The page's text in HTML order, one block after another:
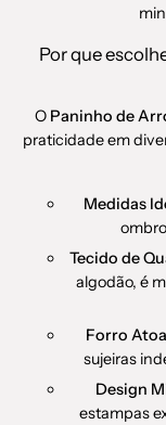
Por que
O Paninho de
praticidade em
Medidas
Tecido de
algodão, é
Forro
sujeiras
Design
estampas